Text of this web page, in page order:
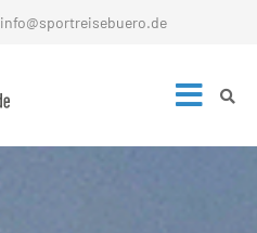
info@sportreisebuero.de